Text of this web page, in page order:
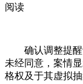
阅读
确认调整提醒词
未经同意，案情
格权及于其虚拟